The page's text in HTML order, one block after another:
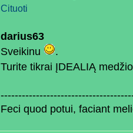
Cituoti
darius63
Sveikinu
.
Turite tikrai ĮDEALIĄ
Feci quod potui, faciant